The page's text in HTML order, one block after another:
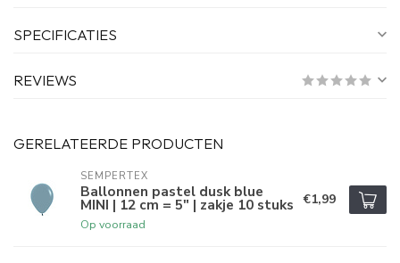
SPECIFICATIES
REVIEWS
GERELATEERDE PRODUCTEN
SEMPERTEX
Ballonnen pastel dusk blue
MINI | 12 cm = 5" | zakje 10 stuks
Op voorraad
€1,99